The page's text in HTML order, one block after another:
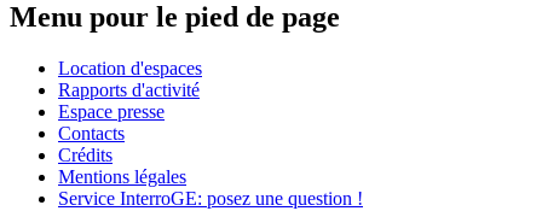
Menu pour le pied de page
Location d'espaces
Rapports d'activité
Espace presse
Contacts
Crédits
Mentions légales
Service InterroGE: posez une question !